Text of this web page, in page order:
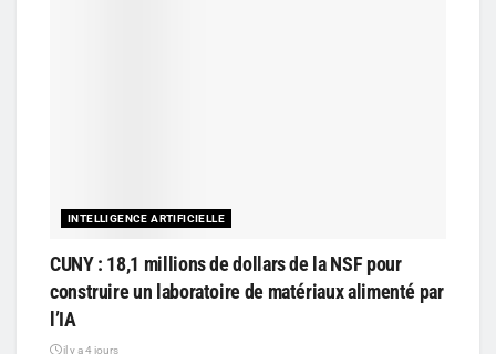
INTELLIGENCE ARTIFICIELLE
CUNY : 18,1 millions de dollars de la NSF pour
construire un laboratoire de matériaux alimenté par
l’IA
il y a 4 jours